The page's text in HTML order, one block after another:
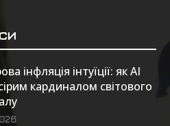
інфляція інтуїції: як AI
кардиналом світового